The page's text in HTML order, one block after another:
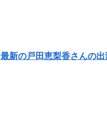
最新の戸田恵梨香さんの